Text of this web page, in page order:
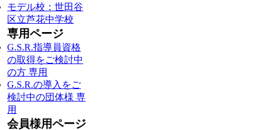
モデル校：世田谷
区立芦花中学校
専用ページ
G.S.R.指導員資格
の取得をご検討中
の方 専用
G.S.R.の導入をご
検討中の団体様 専
用
会員様用ページ